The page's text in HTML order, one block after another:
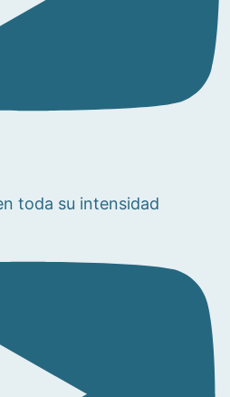
toda su intensidad